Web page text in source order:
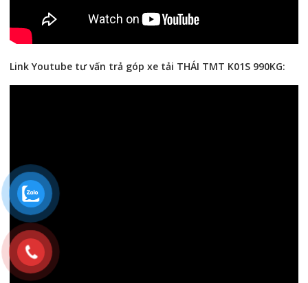
Link Youtube tư vấn trả góp xe tải THÁI TMT K01S 990KG: